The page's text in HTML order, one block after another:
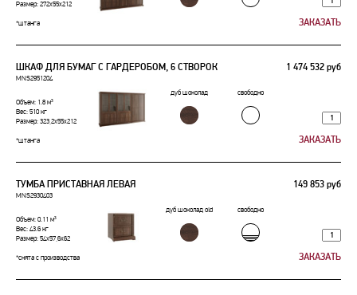
Размер: 272x55x212
*штанга
ШКАФ ДЛЯ БУМАГ С ГАРДЕРОБОМ, 6 СТВОРОК 1 474 532 руб
MNS2951204
дуб шоколад
свободно
Объем: 1.8 м³
Вес: 510 кг
Размер: 323,2x55x212
*штанга
ТУМБА ПРИСТАВНАЯ ЛЕВАЯ 149 853 руб
MNS2930403
дуб шоколад old
свободно
Объем: 0.11 м³
Вес: 43.6 кг
Размер: 54x57,6x62
*снята с производства